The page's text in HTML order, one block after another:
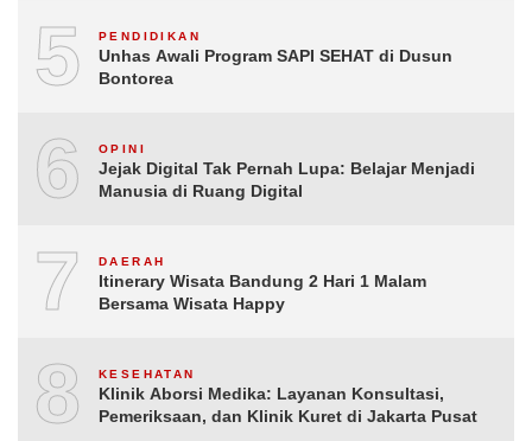
5 PENDIDIKAN
Unhas Awali Program SAPI SEHAT di Dusun
Bontorea
6 OPINI
Jejak Digital Tak Pernah Lupa: Belajar Menjadi
Manusia di Ruang Digital
7 DAERAH
Itinerary Wisata Bandung 2 Hari 1 Malam
Bersama Wisata Happy
8 KESEHATAN
Klinik Aborsi Medika: Layanan Konsultasi,
Pemeriksaan, dan Klinik Kuret di Jakarta Pusat